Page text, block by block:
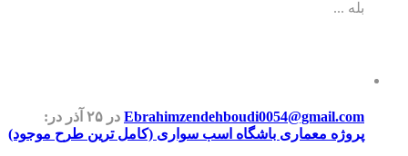
بله ...
Ebrahimzendehboudi0054@gmail.com در ۲۵ آذر
در:
پروژه معماری باشگاه اسب سواری (کامل ترین طرح موجود)